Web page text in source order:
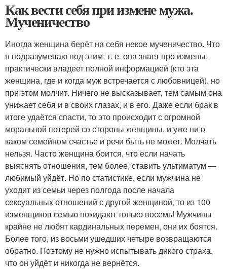
Как вести себя при измене мужа.
Мученичество
Иногда женщина берёт на себя некое мученичество. Что
я подразумеваю под этим: т. е. она знает про измены,
практически владеет полной информацией (кто эта
женщина, где и когда муж встречается с любовницей), но
при этом молчит. Ничего не высказывает, тем самым она
унижает себя и в своих глазах, и в его. Даже если брак в
итоге удаётся спасти, то это происходит с огромной
моральной потерей со стороны женщины, и уже ни о
каком семейном счастье и речи быть не может. Молчать
нельзя. Часто женщина боится, что если начать
выяснять отношения, тем более, ставить ультиматум —
любимый уйдёт. Но по статистике, если мужчина не
уходит из семьи через полгода после начала
сексуальных отношений с другой женщиной, то из 100
изменщиков семью покидают только восемь! Мужчины
крайне не любят кардинальных перемен, они их боятся.
Более того, из восьми ушедших четыре возвращаются
обратно. Поэтому не нужно испытывать дикого страха,
что он уйдёт и никогда не вернётся.